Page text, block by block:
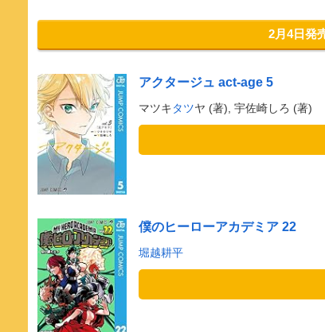
2月4日発
アクタージュ act-age 5
マツキタツヤ (著), 宇佐崎しろ (著)
僕のヒーローアカデミア 22
堀越耕平